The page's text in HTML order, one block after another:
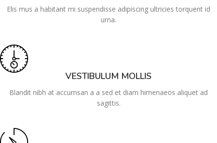
Elis mus a habitant mi suspendisse adipiscing ultricies torquent id
urna.
VESTIBULUM MOLLIS
Blandit nibh at accumsan a a sed et diam himenaeos aliquet ad
sagittis.